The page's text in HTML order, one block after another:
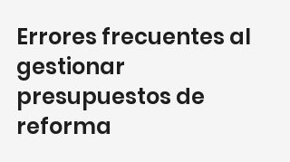
Errores frecuentes al
gestionar
presupuestos de
reforma